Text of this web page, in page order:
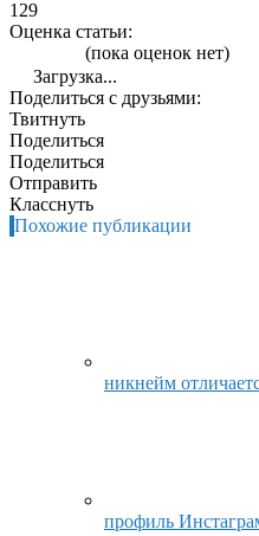
129
Оценка статьи:
(пока оценок нет)
Загрузка...
Поделиться с друзьями:
Твитнуть
Поделиться
Поделиться
Отправить
Класснуть
Похожие публикации
никнейм
профиль